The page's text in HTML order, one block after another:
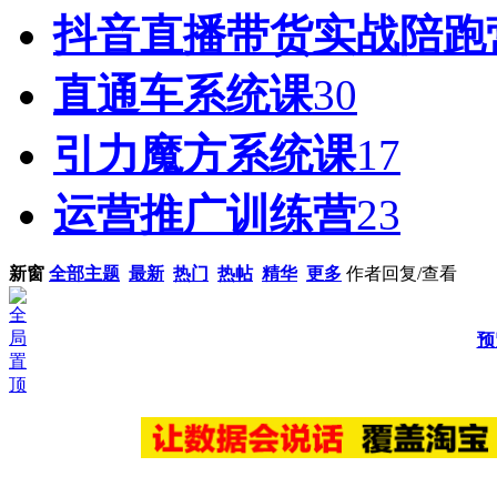
抖音直播带货实战陪跑
直通车系统课30
引力魔方系统课17
运营推广训练营23
新窗 全部主题 最新 热门 热帖 精华 更多 作者回复/查看